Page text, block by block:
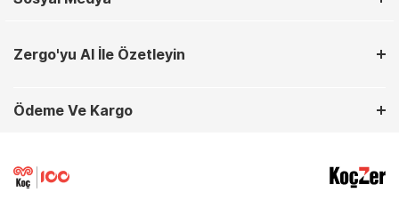
Zergo'yu AI İle Özetleyin
Ödeme Ve Kargo